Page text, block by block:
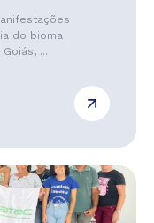
do bioma
...